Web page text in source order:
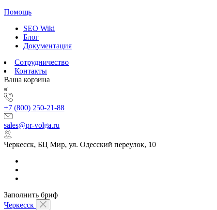
Помощь
SEO Wiki
Блог
Документация
Сотрудничество
Контакты
Ваша корзина
+7 (800) 250-21-88
sales@pr-volga.ru
Черкесск, БЦ Мир, ул. Одесский переулок, 10
Заполнить бриф
Черкесск